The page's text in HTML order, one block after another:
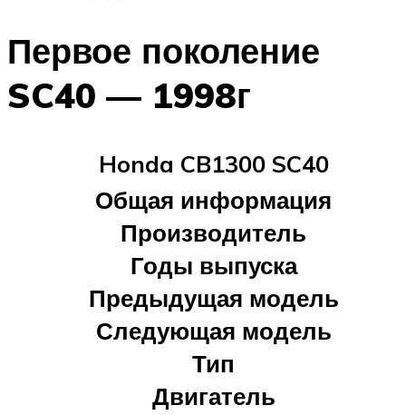
Первое поколение
SC40 — 1998г
Honda CB1300 SC40
Общая информация
Производитель
Годы выпуска
Предыдущая модель
Следующая модель
Тип
Двигатель